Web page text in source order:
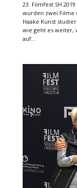
23. Filmfest SH
wurden zwei Filme
Haake Kunst
wie geht es weiter,
auf...